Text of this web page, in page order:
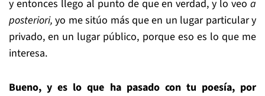
y entonces llego al punto de que en verdad, y lo veo a
posteriori,yo me sitúo más que en un lugar particular y
privado, en un lugar público, porque eso es lo que me
interesa.
Bueno, y es lo que ha pasado con tu poesía, por